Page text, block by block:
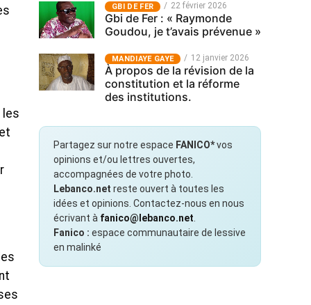
les
GBI DE FER 22 février 2026
Gbi de Fer : « Raymonde
Goudou, je t’avais prévenue »
MANDIAYE GAYE 12 janvier 2026
À propos de la révision de la
constitution et la réforme
des institutions.
Partagez sur notre espace FANICO*vos
opinions et/ou lettres ouvertes,
accompagnées de votre photo.
Lebanco.net reste ouvert à toutes les
idées et opinions. Contactez-nous en nous
écrivant à fanico@lebanco.net
Fanico : espace communautaire de lessive
en malinké